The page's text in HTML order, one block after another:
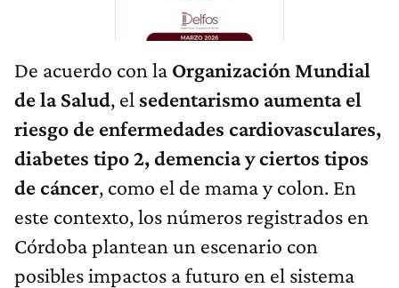
De acuerdo con la Organización Mundial
de la Salud, el sedentarismo aumenta el
riesgo de enfermedades cardiovasculares,
diabetes tipo 2, demencia y ciertos tipos
de cáncer, como el de mama y colon. En
este contexto, los números registrados en
Córdoba plantean un escenario con
posibles impactos a futuro en el sistema